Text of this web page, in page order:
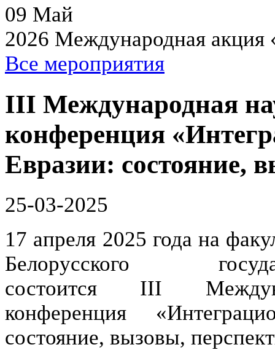
09 Май
2026 Международная
Все мероприятия
III Международная
конференция
Евразии: состояние,
25-03-2025
17 апреля 2025 года на
Белорусского
состоится III
конференция
состояние, вызовы,